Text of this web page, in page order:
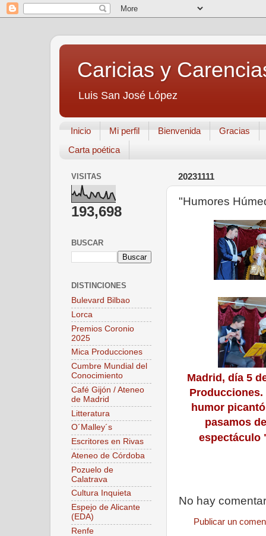
Caricias y
Luis San José López
Inicio Mi perfil Bienvenida
Gracias
Carta poética
20231111
"Humores
Madrid, día 5
Producciones.
humor
pasamos
espectáculo
No hay
Publicar un
VISITAS
193,698
BUSCAR
DISTINCIONES
Bulevard Bilbao
Lorca
Premios Coronio
2025
Mica Producciones
Cumbre Mundial del
Conocimiento
Café Gijón / Ateneo
de Madrid
Litteratura
O´Malley´s
Escritores en Rivas
Ateneo de Córdoba
Pozuelo de
Calatrava
Cultura Inquieta
Espejo de Alicante
(EDA)
Renfe